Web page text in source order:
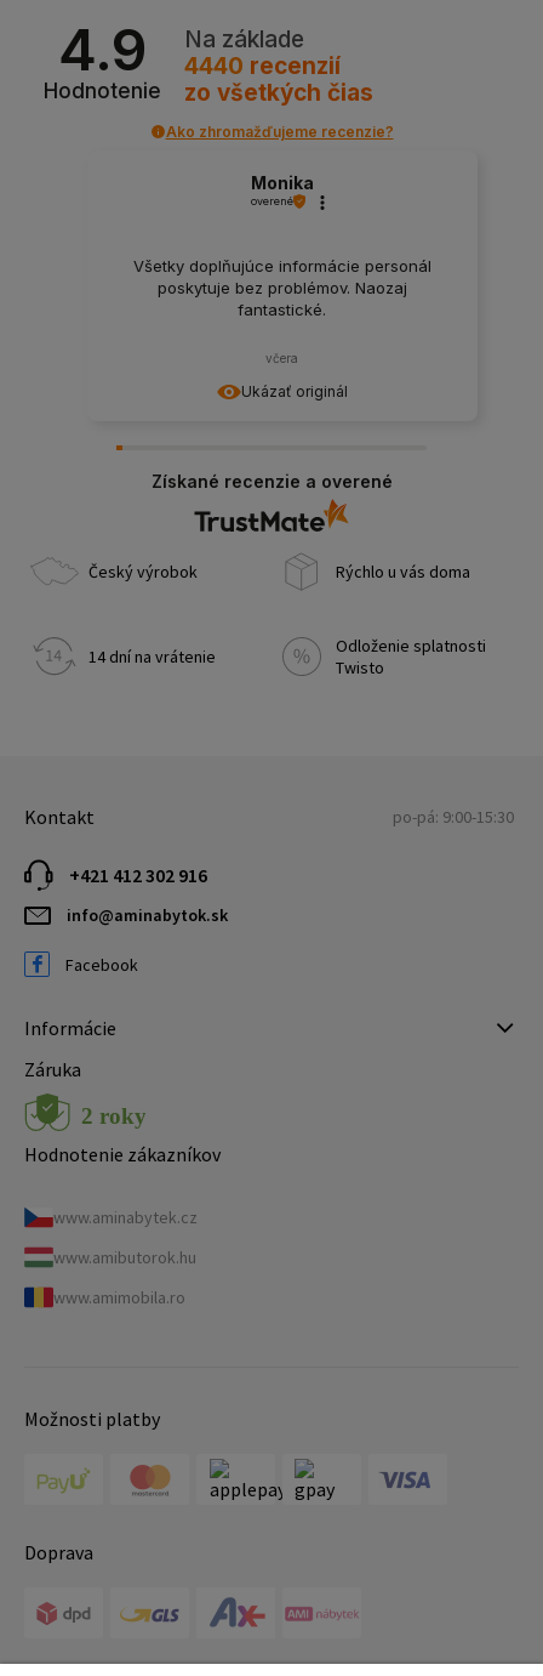
4.9
Hodnotenie
Na základe
4440 recenzií
zo všetkých čias
Ako zhromažďujeme recenzie?
Ukázať originál
Monika
overené
Všetky doplňujúce informácie personál
poskytuje bez problémov. Naozaj
fantastické.
včera
Získané recenzie a overené
Český výrobok Rýchlo u vás doma
14 dní na vrátenie
Odloženie splatnosti
Twisto
Kontakt po-pá: 9:00-15:30
+421 412 302 916
info@aminabytok.sk
Facebook
Informácie
Záruka
Hodnotenie zákazníkov
www.aminabytek.cz
www.amibutorok.hu
www.amimobila.ro
Možnosti platby
Doprava